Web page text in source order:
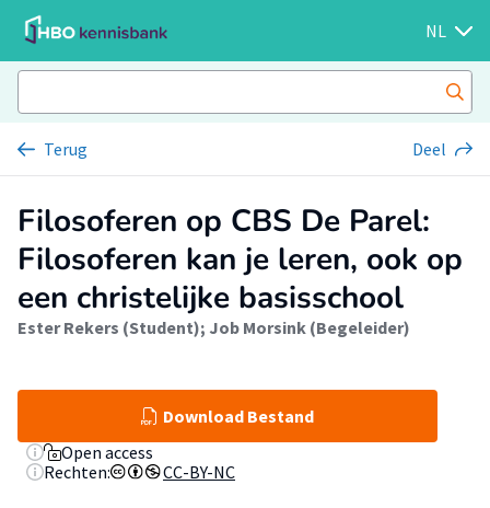
NL
Terug Deel
Filosoferen op CBS De Parel:
Filosoferen kan je leren, ook op
een christelijke basisschool
Ester Rekers (Student); Job Morsink (Begeleider)
Download Bestand
Open access
Rechten:
CC-BY-NC